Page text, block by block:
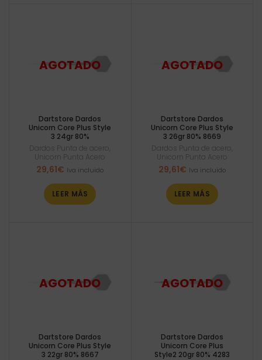
Dartstore Dardos
Unicorn Core Plus Style
3 24gr 80%
Dardos Punta de acero
Unicorn Punta Acero
29,61€ Iva incluido
LEER MÁS
Dartstore Dardos
Unicorn Core Plus Style
3 26gr 80% 8669
Dardos Punta de acero
Unicorn Punta Acero
29,61€ Iva incluido
LEER MÁS
Dartstore Dardos
Unicorn Core Plus Style
3 22gr 80% 8667
Dartstore Dardos
Unicorn Core Plus
Style2 20gr 80% 4283